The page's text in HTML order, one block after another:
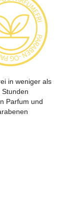
in weniger als
Stunden
Parfum und